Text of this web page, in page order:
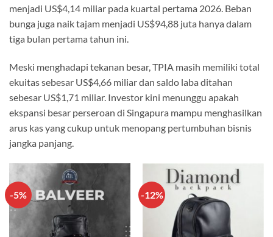
menjadi US$4,14 miliar pada kuartal pertama 2026. Beban
bunga juga naik tajam menjadi US$94,88 juta hanya dalam
tiga bulan pertama tahun ini.
Meski menghadapi tekanan besar, TPIA masih memiliki total
ekuitas sebesar US$4,66 miliar dan saldo laba ditahan
sebesar US$1,71 miliar. Investor kini menunggu apakah
ekspansi besar perseroan di Singapura mampu menghasilkan
arus kas yang cukup untuk menopang pertumbuhan bisnis
jangka panjang.
-5% -12%